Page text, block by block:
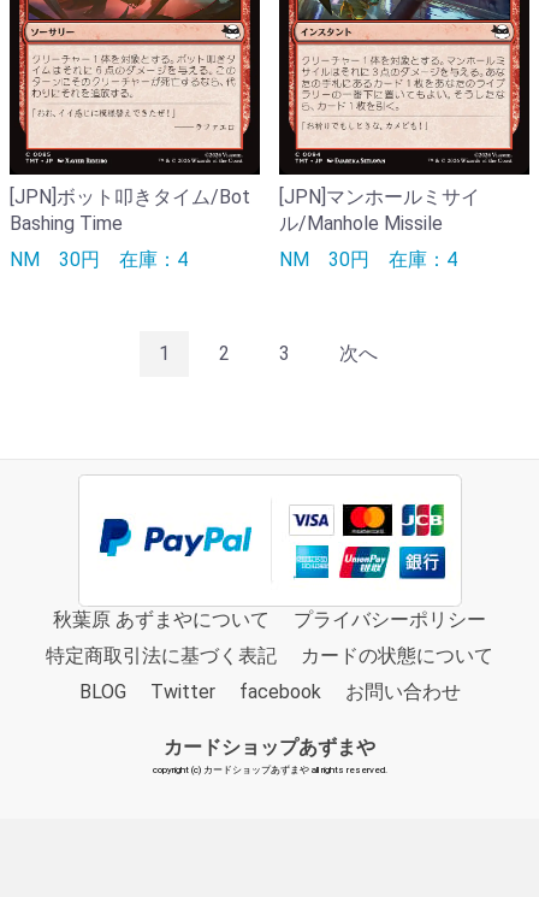
[JPN]ボット叩きタイム/Bot
Bashing Time
NM 30円 在庫：4
[JPN]マンホールミサイ
ル/Manhole Missile
NM 30円 在庫：4
1 2 3 次へ
秋葉原 あずまやについて
プライバシーポリシー
特定商取引法に基づく表記
カードの状態について
BLOG
Twitter facebook お問い合わせ
カードショップあずまや
copyright (c) カードショップあずまや all rights reserved.